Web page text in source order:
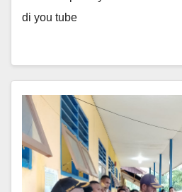
di you tube